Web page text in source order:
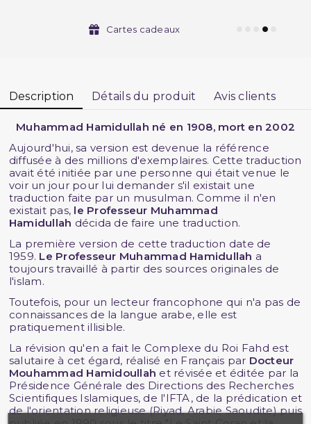
Cartes cadeaux
Description Détails du produit Avis clients
Muhammad Hamidullah né en 1908, mort en 2002
Aujourd'hui, sa version est devenue la référence
diffusée à des millions d'exemplaires. Cette traduction
avait été initiée par une personne qui était venue le
voir un jour pour lui demander s'il existait une
traduction faite par un musulman. Comme il n'en
existait pas, le Professeur Muhammad
Hamidullah décida de faire une traduction.
La première version de cette traduction date de
1959. Le Professeur Muhammad Hamidullah a
toujours travaillé à partir des sources originales de
l'islam.
Toutefois, pour un lecteur francophone qui n'a pas de
connaissances de la langue arabe, elle est
pratiquement illisible.
La révision qu'en a fait le Complexe du Roi Fahd est
salutaire à cet égard, réalisé en Français par Docteur
Mouhammad Hamidoullah et révisée et éditée par la
Présidence Générale des Directions des Recherches
Scientifiques Islamiques, de l'IFTA, de la prédication et
de l'orientation religieuse (Riyad, Arabie Saoudite) puis